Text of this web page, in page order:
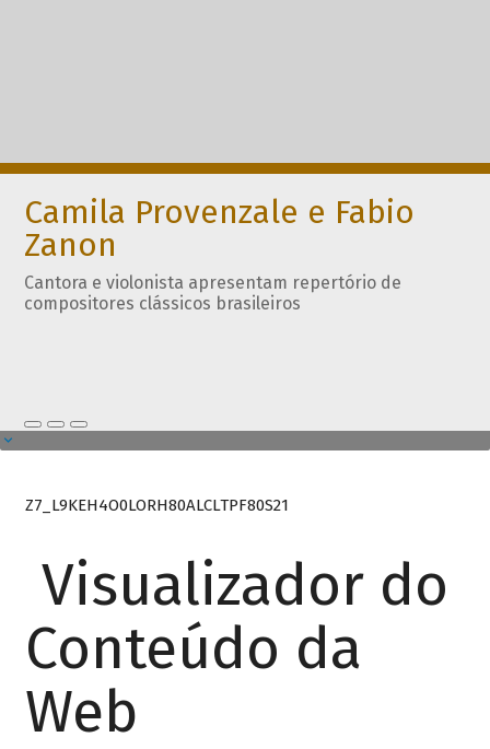
Camila Provenzale e Fabio
Zanon
Cantora e violonista apresentam repertório de
compositores clássicos brasileiros
Z7_L9KEH4O0LORH80ALCLTPF80S21
Visualizador do
Conteúdo da
Web